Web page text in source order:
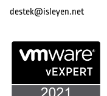
destek@isleyen.net